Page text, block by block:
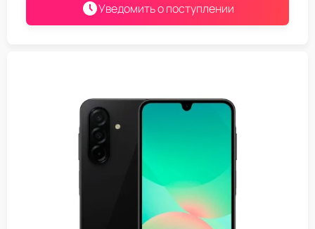
Уведомить о поступлении